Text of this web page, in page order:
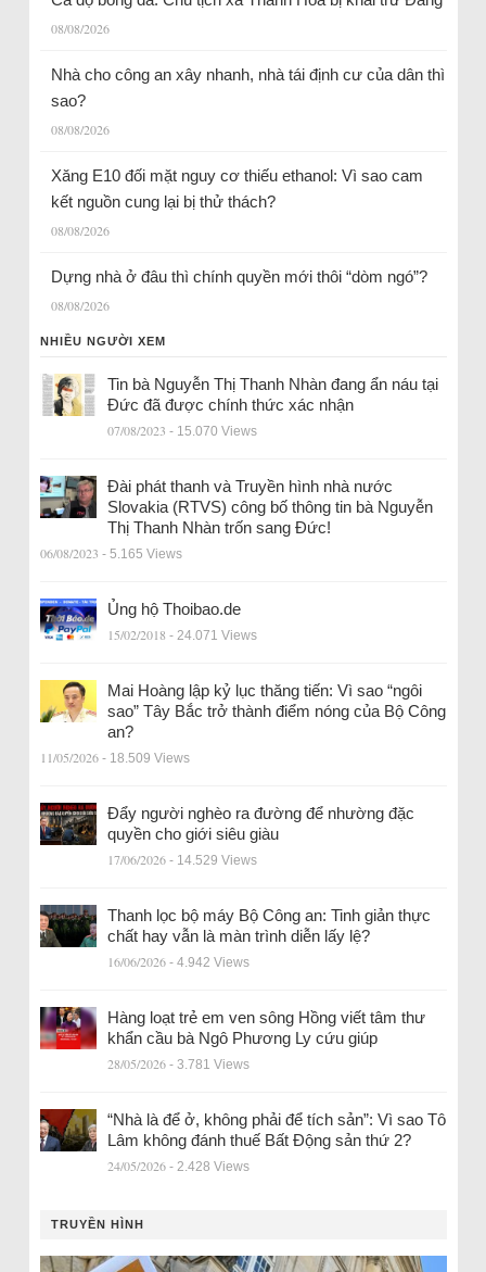
08/08/2026
Nhà cho công an xây nhanh, nhà tái định cư của dân thì
sao?
08/08/2026
Xăng E10 đối mặt nguy cơ thiếu ethanol: Vì sao cam
kết nguồn cung lại bị thử thách?
08/08/2026
Dựng nhà ở đâu thì chính quyền mới thôi “dòm ngó”?
08/08/2026
NHIỀU NGƯỜI XEM
Tin bà Nguyễn Thị Thanh Nhàn đang ẩn náu tại
Đức đã được chính thức xác nhận
07/08/2023 - 15.070 Views
Đài phát thanh và Truyền hình nhà nước
Slovakia (RTVS) công bố thông tin bà Nguyễn
Thị Thanh Nhàn trốn sang Đức!
06/08/2023 - 5.165 Views
Ủng hộ Thoibao.de
15/02/2018 - 24.071 Views
Mai Hoàng lập kỷ lục thăng tiến: Vì sao “ngôi
sao” Tây Bắc trở thành điểm nóng của Bộ Công
an?
11/05/2026 - 18.509 Views
Đẩy người nghèo ra đường để nhường đặc
quyền cho giới siêu giàu
17/06/2026 - 14.529 Views
Thanh lọc bộ máy Bộ Công an: Tinh giản thực
chất hay vẫn là màn trình diễn lấy lệ?
16/06/2026 - 4.942 Views
Hàng loạt trẻ em ven sông Hồng viết tâm thư
khẩn cầu bà Ngô Phương Ly cứu giúp
28/05/2026 - 3.781 Views
“Nhà là để ở, không phải để tích sản”: Vì sao Tô
Lâm không đánh thuế Bất Động sản thứ 2?
24/05/2026 - 2.428 Views
TRUYỀN HÌNH